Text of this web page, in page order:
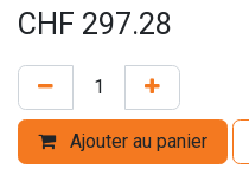
CHF 297.28
Ajouter au panier